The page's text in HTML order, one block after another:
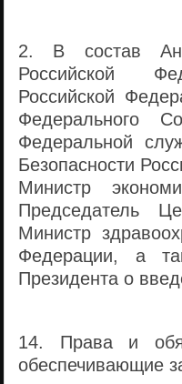
2. В состав
Российской
Российской
Федерального
Федеральной
Безопасности
Министр
Председатель
Министр
Федерации, а
Президента о
14. Права и
обеспечивающие